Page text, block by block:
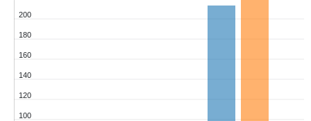
100
120
140
160
180
200